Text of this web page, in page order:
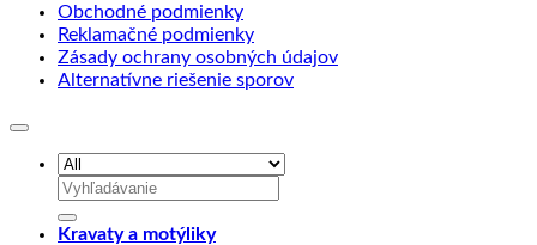
Obchodné podmienky
Reklamačné podmienky
Zásady ochrany osobných údajov
Alternatívne riešenie sporov
Hľadať:
Kravaty a motýliky